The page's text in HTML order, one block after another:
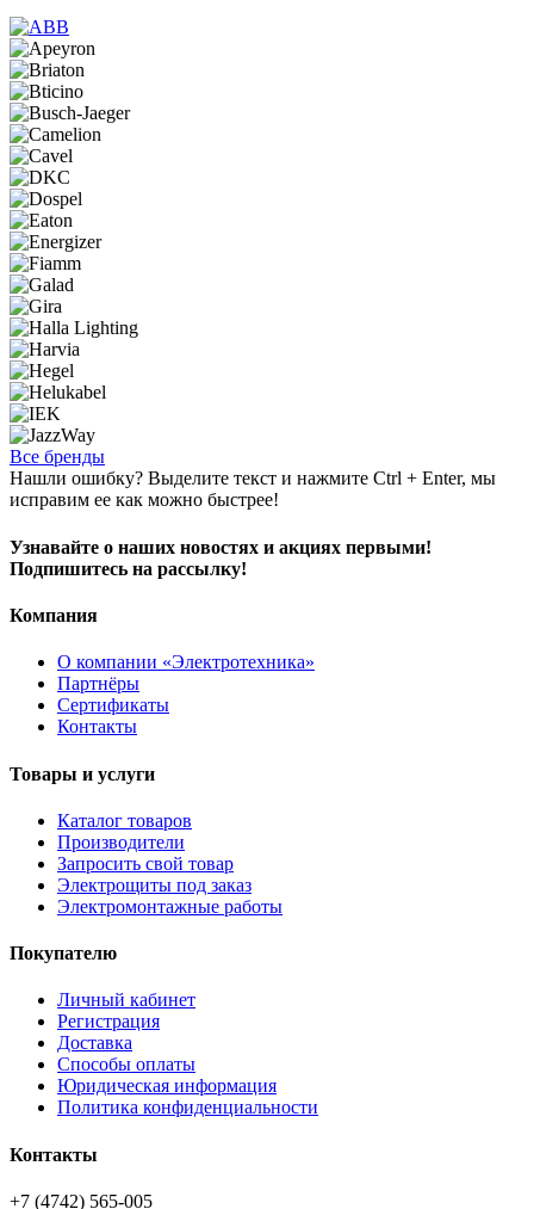
Все бренды
Нашли ошибку? Выделите текст и нажмите Ctrl + Enter, мы
исправим ее как можно быстрее!
Узнавайте о наших новостях и акциях первыми!
Подпишитесь на рассылку!
Компания
О компании «Электротехника»
Партнёры
Сертификаты
Контакты
Товары и услуги
Каталог товаров
Производители
Запросить свой товар
Электрощиты под заказ
Электромонтажные работы
Покупателю
Личный кабинет
Регистрация
Доставка
Способы оплаты
Юридическая информация
Политика конфиденциальности
Контакты
+7 (4742) 565-005